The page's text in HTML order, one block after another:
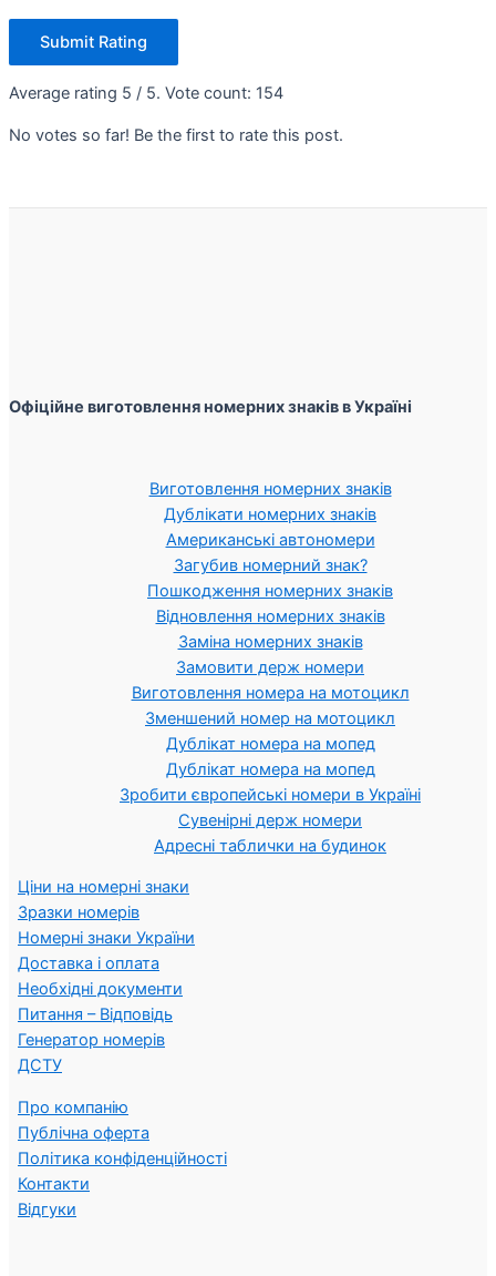
Submit Rating
Average rating 5 / 5. Vote count: 154
No votes so far! Be the first to rate this post.
Офіційне виготовлення номерних знаків в Україні
Виготовлення номерних знаків
Дублікати номерних знаків
Американські автономери
Загубив номерний знак?
Пошкодження номерних знаків
Відновлення номерних знаків
Заміна номерних знаків
Замовити держ номери
Виготовлення номера на мотоцикл
Зменшений номер на мотоцикл
Дублікат номера на мопед
Дублікат номера на мопед
Зробити європейські номери в Україні
Сувенірні держ номери
Адресні таблички на будинок
Ціни на номерні знаки
Зразки номерів
Номерні знаки України
Доставка і оплата
Необхідні документи
Питання – Відповідь
Генератор номерів
ДСТУ
Про компанію
Публічна оферта
Політика конфіденційності
Контакти
Відгуки